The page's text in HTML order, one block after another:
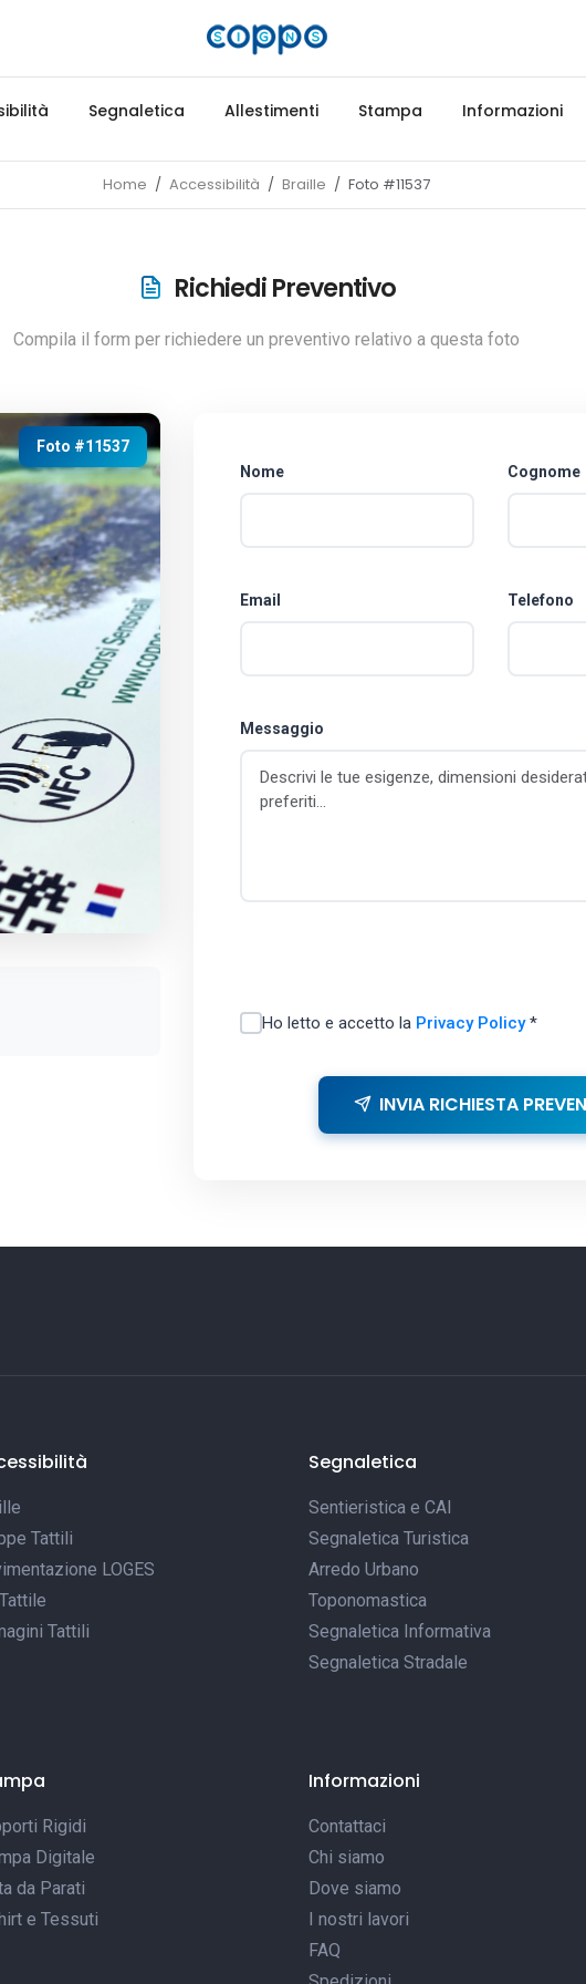
Segnaletica Allestimenti Stampa Informazioni
Home Accessibilità Braille Foto #11537
Richiedi Preventivo
Compila il form per richiedere un preventivo relativo a questa foto
Foto #11537
Nome Cognome
Email Telefono
Messaggio
Ho letto e accetto la Privacy Policy*
INVIA RICHIESTA
Tattili
LOGES
Tattili
Segnaletica
Sentieristica e CAI
Segnaletica Turistica
Arredo Urbano
Toponomastica
Segnaletica Informativa
Segnaletica Stradale
Rigidi
Digitale
da Parati
e Tessuti
Informazioni
Contattaci
Chi siamo
Dove siamo
I nostri lavori
FAQ